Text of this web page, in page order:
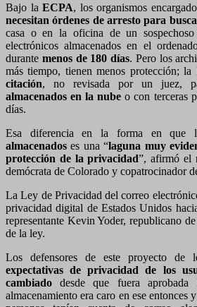
Bajo la ECPA, los organismos
necesitan órdenes de arresto para
casa o en la oficina de un
electrónicos almacenados en el
durante menos de 180 días. Pero los
más tiempo, tienen menos protección; la
citación, no revisada por un juez,
almacenados en la nube o con terceras
días.
Esa diferencia en la forma en que
almacenados es una “laguna muy
protección de la privacidad”, afirmó el
demócrata de Colorado y copatrocinador
La Ley de Privacidad del correo
privacidad digital de Estados Unidos
representante Kevin Yoder, republicano
de la ley.
Los defensores de este proyecto de
expectativas de privacidad de los
cambiadodesde que fuera
almacenamiento era caro en ese entonces